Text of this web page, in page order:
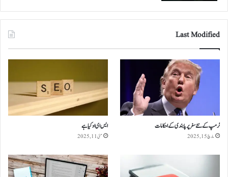
Last Modified
ٹرمپ کے نئے سفر پر پابندی کے احکامات
مارچ 15, 2025
ایس ای او کیا ہے
مئی 11, 2025